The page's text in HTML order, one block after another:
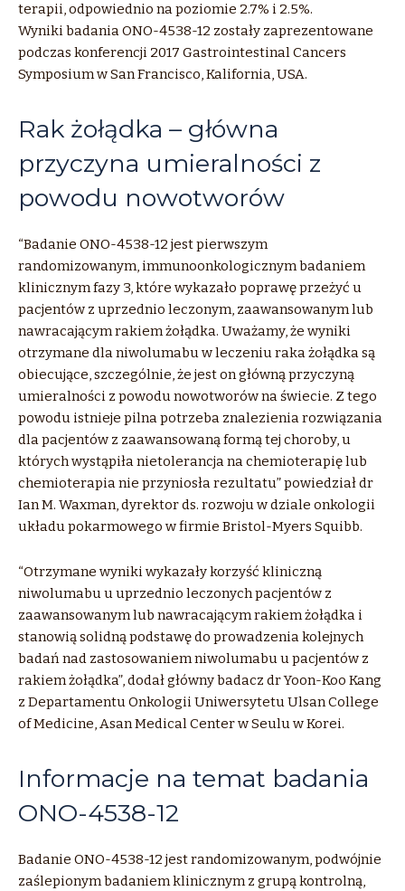
terapii, odpowiednio na poziomie 2.7% i 2.5%.
Wyniki badania ONO-4538-12 zostały zaprezentowane
podczas konferencji 2017 Gastrointestinal Cancers
Symposium w San Francisco, Kalifornia, USA.
Rak żołądka – główna
przyczyna umieralności z
powodu nowotworów
“Badanie ONO-4538-12 jest pierwszym
randomizowanym, immunoonkologicznym badaniem
klinicznym fazy 3, które wykazało poprawę przeżyć u
pacjentów z uprzednio leczonym, zaawansowanym lub
nawracającym rakiem żołądka. Uważamy, że wyniki
otrzymane dla niwolumabu w leczeniu raka żołądka są
obiecujące, szczególnie, że jest on główną przyczyną
umieralności z powodu nowotworów na świecie. Z tego
powodu istnieje pilna potrzeba znalezienia rozwiązania
dla pacjentów z zaawansowaną formą tej choroby, u
których wystąpiła nietolerancja na chemioterapię lub
chemioterapia nie przyniosła rezultatu” powiedział dr
Ian M. Waxman, dyrektor ds. rozwoju w dziale onkologii
układu pokarmowego w firmie Bristol-Myers Squibb.
“Otrzymane wyniki wykazały korzyść kliniczną
niwolumabu u uprzednio leczonych pacjentów z
zaawansowanym lub nawracającym rakiem żołądka i
stanowią solidną podstawę do prowadzenia kolejnych
badań nad zastosowaniem niwolumabu u pacjentów z
rakiem żołądka”, dodał główny badacz dr Yoon-Koo Kang
z Departamentu Onkologii Uniwersytetu Ulsan College
of Medicine, Asan Medical Center w Seulu w Korei.
Informacje na temat badania
ONO-4538-12
Badanie ONO-4538-12 jest randomizowanym, podwójnie
zaślepionym badaniem klinicznym z grupą kontrolną,